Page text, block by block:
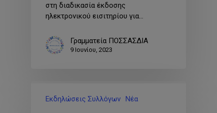
στη διαδικασία έκδοσης
ηλεκτρονικού εισιτηρίου για…
Γραμματεία ΠΟΣΣΑΣΔΙΑ
9 Ιουνίου, 2023
Εκδηλώσεις Συλλόγων Νέα